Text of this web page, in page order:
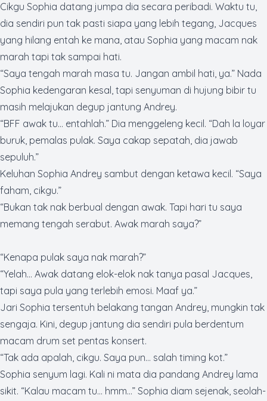
Cikgu Sophia datang jumpa dia secara peribadi. Waktu tu,
dia sendiri pun tak pasti siapa yang lebih tegang, Jacques
yang hilang entah ke mana, atau Sophia yang macam nak
marah tapi tak sampai hati.
“Saya tengah marah masa tu. Jangan ambil hati, ya.” Nada
Sophia kedengaran kesal, tapi senyuman di hujung bibir tu
masih melajukan degup jantung Andrey.
“BFF awak tu… entahlah.” Dia menggeleng kecil. “Dah la loyar
buruk, pemalas pulak. Saya cakap sepatah, dia jawab
sepuluh.”
Keluhan Sophia Andrey sambut dengan ketawa kecil. “Saya
faham, cikgu.”
“Bukan tak nak berbual dengan awak. Tapi hari tu saya
memang tengah serabut. Awak marah saya?”
“Kenapa pulak saya nak marah?”
“Yelah… Awak datang elok-elok nak tanya pasal Jacques,
tapi saya pula yang terlebih emosi. Maaf ya.”
Jari Sophia tersentuh belakang tangan Andrey, mungkin tak
sengaja. Kini, degup jantung dia sendiri pula berdentum
macam drum set pentas konsert.
“Tak ada apalah, cikgu. Saya pun… salah timing kot.”
Sophia senyum lagi. Kali ni mata dia pandang Andrey lama
sikit. “Kalau macam tu… hmm…” Sophia diam sejenak, seolah-